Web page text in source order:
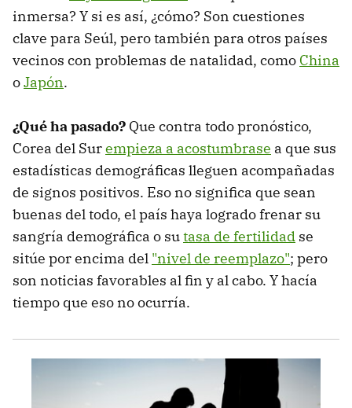
inmersa? Y si es así, ¿cómo? Son cuestiones
clave para Seúl, pero también para otros países
vecinos con problemas de natalidad, como China
oJapón.
¿Qué ha pasado? Que contra todo pronóstico,
Corea del Surempieza a acostumbrase a que sus
estadísticas demográficas lleguen acompañadas
de signos positivos. Eso no significa que sean
buenas del todo, el país haya logrado frenar su
sangría demográfica o sutasa de fertilidad se
sitúe por encima del "nivel de reemplazo"; pero
son noticias favorables al fin y al cabo. Y hacía
tiempo que eso no ocurría.